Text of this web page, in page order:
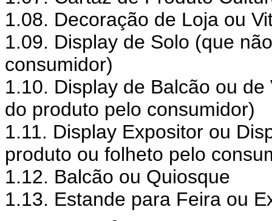
1.08. Decoração de Loja ou
1.09. Display de Solo (que
consumidor)
1.10. Display de Balcão ou
do produto pelo consumidor)
1.11. Display Expositor ou
produto ou folheto pelo
1.12. Balcão ou Quiosque
1.13. Estande para Feira ou